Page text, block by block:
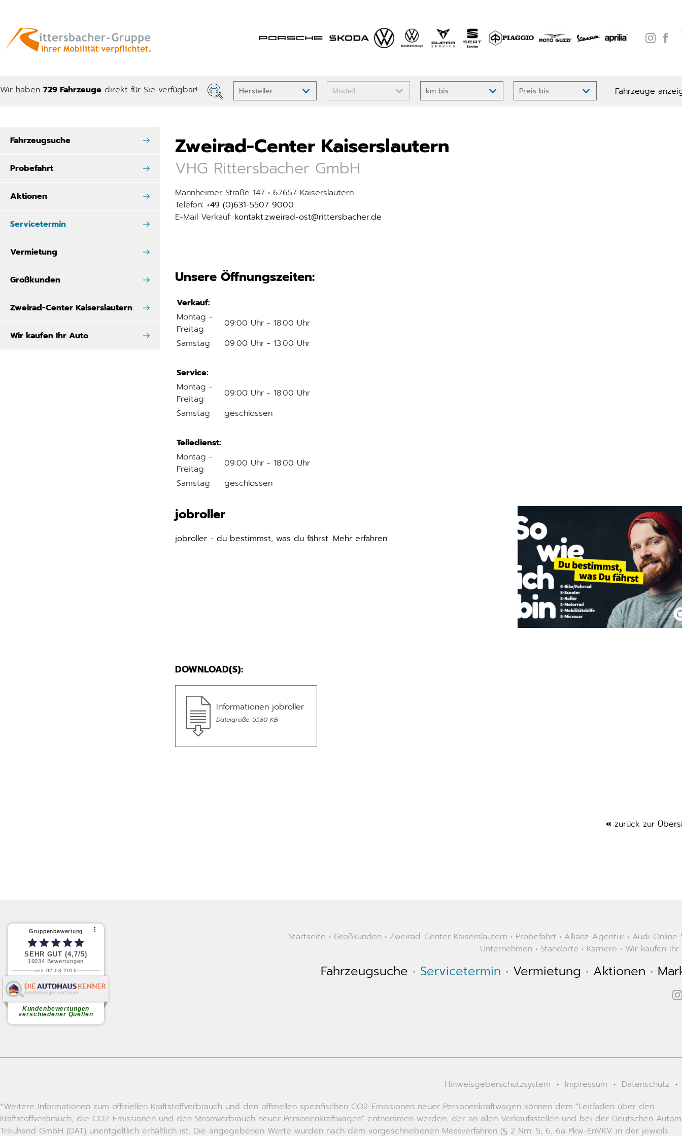
Wir haben 729 Fahrzeuge direkt für Sie verfügbar!
Fahrzeugsuche
Probefahrt
Aktionen
Servicetermin
Vermietung
Großkunden
Zweirad-Center Kaiserslautern
Wir kaufen Ihr Auto
Zweirad-Center Kaiserslautern
VHG Rittersbacher GmbH
Mannheimer Straße 147 • 67657 Kaiserslautern
Telefon: +49 (0)631-5507 9000
E-Mail Verkauf: kontakt.zweirad-ost@rittersbacher.de
Unsere Öffnungszeiten:
Verkauf:
Montag -
Freitag:
09:00 Uhr - 18:00 Uhr
Samstag:
09:00 Uhr - 13:00 Uhr
Service:
Montag -
Freitag:
09:00 Uhr - 18:00 Uhr
Samstag:
geschlossen
Teiledienst:
Montag -
Freitag:
09:00 Uhr - 18:00 Uhr
Samstag:
geschlossen
jobroller
jobroller - du bestimmst, was du fährst. Mehr erfahren.
DOWNLOAD(S):
Informationen jobroller
Dateigröße: 5580 KB
« zurück zur
Startseite • Großkunden • Zweirad-Center Kaiserslautern • Probefahrt • Allianz-Agentur • Audi Online
Unternehmen • Standorte • Karriere • Wir kaufen
Fahrzeugsuche • Servicetermin • Vermietung • Aktionen •
Hinweisgeberschutzsystem • Impressum • Datenschutz •
*Weitere Informationen zum offiziellen Kraftstoffverbrauch und den offiziellen spezifischen CO2-Emissionen neuer Personenkraftwagen können dem "Leitfaden über den
Kraftstoffverbrauch, die CO2-Emissionen und den Stromverbrauch neuer Personenkraftwagen" entnommen werden, der an allen Verkaufsstellen und bei der Deutschen
Treuhand GmbH (DAT) unentgeltlich erhältlich ist. Die angegebenen Werte wurden nach dem vorgeschriebenen Messverfahren (§ 2 Nrn. 5, 6, 6a Pkw-EnVKV in der jeweils